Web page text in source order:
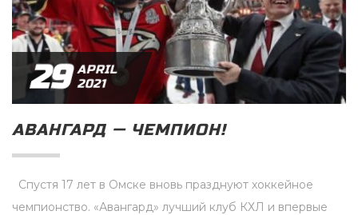
29 APRIL
2021
АВАНГАРД — ЧЕМПИОН!
Спустя 17 лет в Омске вновь празднуют хоккейное
чемпионство. «Авангард» лучший клуб КХЛ и впервые